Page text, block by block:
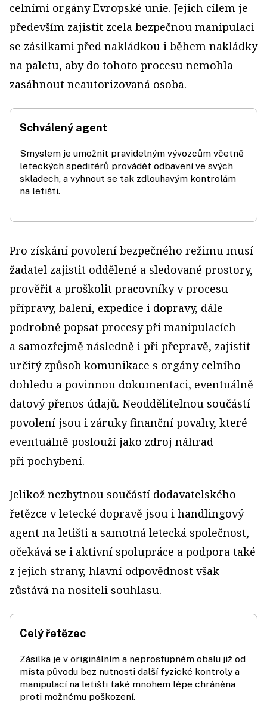
celními orgány Evropské unie. Jejich cílem je
především zajistit zcela bezpečnou manipulaci
se zásilkami před nakládkou i během nakládky
na paletu, aby do tohoto procesu nemohla
zasáhnout neautorizovaná osoba.
Schválený agent
Smyslem je umožnit pravidelným vývozcům včetně
leteckých speditérů provádět odbavení ve svých
skladech, a vyhnout se tak zdlouhavým kontrolám
na letišti.
Pro získání povolení bezpečného režimu musí
žadatel zajistit oddělené a sledované prostory,
prověřit a proškolit pracovníky v procesu
přípravy, balení, expedice i dopravy, dále
podrobně popsat procesy při manipulacích
a samozřejmě následně i při přepravě, zajistit
určitý způsob komunikace s orgány celního
dohledu a povinnou dokumentaci, eventuálně
datový přenos údajů. Neoddělitelnou součástí
povolení jsou i záruky finanční povahy, které
eventuálně poslouží jako zdroj náhrad
při pochybení.
Jelikož nezbytnou součástí dodavatelského
řetězce v letecké dopravě jsou i handlingový
agent na letišti a samotná letecká společnost,
očekává se i aktivní spolupráce a podpora také
z jejich strany, hlavní odpovědnost však
zůstává na nositeli souhlasu.
Celý řetězec
Zásilka je v originálním a neprostupném obalu již od
místa původu bez nutnosti další fyzické kontroly a
manipulací na letišti také mnohem lépe chráněna
proti možnému poškození.